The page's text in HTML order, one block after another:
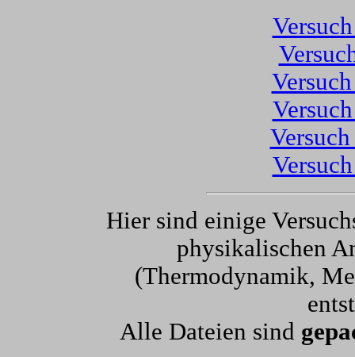
Hier sind einige
physikalischen
(Thermodynamik,
Alle Dateien sind